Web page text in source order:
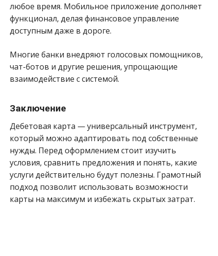
любое время. Мобильное приложение дополняет
функционал, делая финансовое управление
доступным даже в дороге.
Многие банки внедряют голосовых помощников,
чат-ботов и другие решения, упрощающие
взаимодействие с системой.
Заключение
Дебетовая карта — универсальный инструмент,
который можно адаптировать под собственные
нужды. Перед оформлением стоит изучить
условия, сравнить предложения и понять, какие
услуги действительно будут полезны. Грамотный
подход позволит использовать возможности
карты на максимум и избежать скрытых затрат.